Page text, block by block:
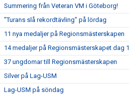
Summering från Veteran VM i Göteborg!
"Turans slå rekordtävling" på lördag
11 nya medaljer på Regionsmästerskapen
14 medaljer på Regionsmästerskapet dag 1
37 ungdomar till Regionsmästerskapen
Silver på Lag-USM
Lag-USM på söndag